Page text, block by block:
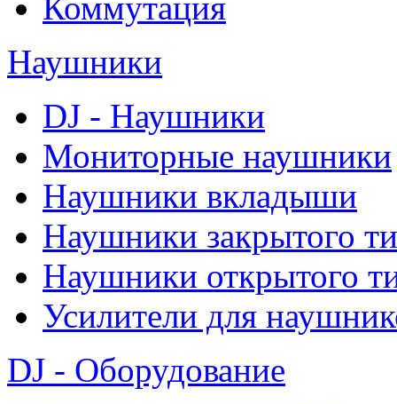
Наушники
DJ - Наушники
Мониторные наушники
Наушники вкладыши
Наушники закрытого
Наушники открытого
Усилители для
DJ - Оборудование